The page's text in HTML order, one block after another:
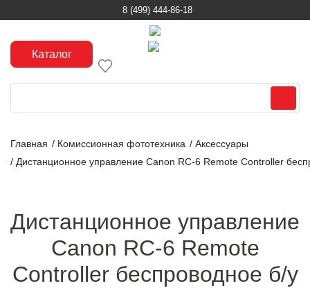
8 (499) 444-86-18
Каталог
Главная / Комиссионная фототехника / Аксессуары
/ Дистанционное управление Canon RC-6 Remote Controller
Дистанционное управление
Canon RC-6 Remote
Controller беспроводное б/у